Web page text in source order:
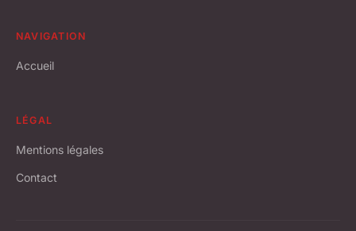
NAVIGATION
Accueil
LÉGAL
Mentions légales
Contact